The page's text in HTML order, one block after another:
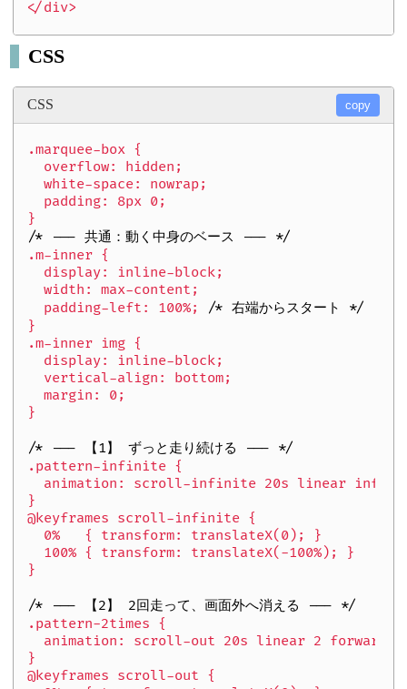
CSS
CSS copy
.marquee-box {
  overflow: hidden;
  white-space: nowrap;
  padding: 8px 0;
/* --- 共通：動く中身のベース --- */
.m-inner {
  display: inline-block;
  width: max-content;
  padding-left: 100%;
/* 右端からスタート */
}
.m-inner img {
  display: inline-block;
  vertical-align: bottom;
  margin: 0;
}
/* --- 【1】 ずっと走り続ける --- */
.pattern-infinite {
animation: scroll-infinite 20s linear
}
@keyframes scroll-infinite {
  0%   { transform: translateX(0); }
  100% { transform: translateX(-100%); }
}
/* --- 【2】 2回走って、画面外へ消える --- */
.pattern-2times {
  animation: scroll-out 20s linear 2 forwards;
}
@keyframes scroll-out {